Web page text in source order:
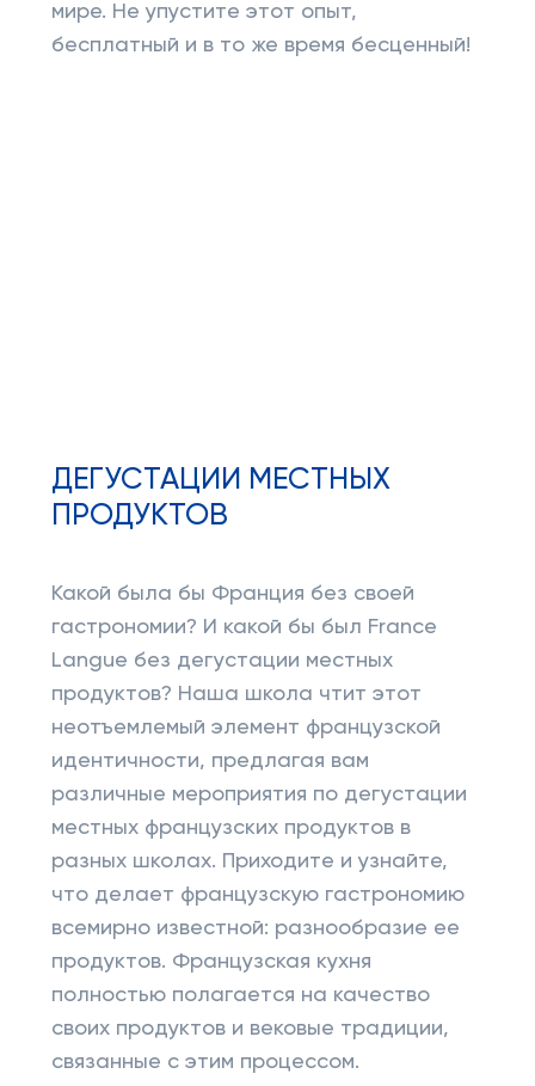
мире. Не упустите этот опыт,
бесплатный и в то же время бесценный!
ДЕГУСТАЦИИ МЕСТНЫХ
ПРОДУКТОВ
Какой была бы Франция без своей
гастрономии? И какой бы был France
Langue без дегустации местных
продуктов? Наша школа чтит этот
неотъемлемый элемент французской
идентичности, предлагая вам
различные мероприятия по дегустации
местных французских продуктов в
разных школах. Приходите и узнайте,
что делает французскую гастрономию
всемирно известной: разнообразие ее
продуктов. Французская кухня
полностью полагается на качество
своих продуктов и вековые традиции,
связанные с этим процессом.